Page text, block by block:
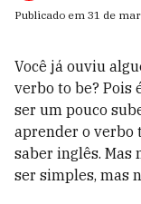
Publicado em 31 de
Você já ouviu
verbo to be? Pois
ser um pouco
aprender o verbo
saber inglês. Mas
ser simples, mas